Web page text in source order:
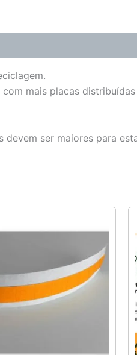
mais placas
ser maiores para